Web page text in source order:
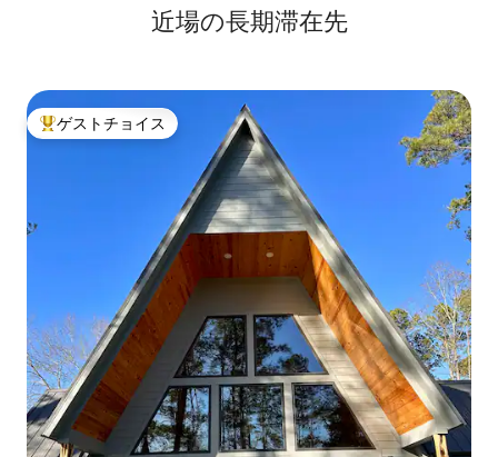
近場の長期滞在先
大好評のゲストチョイスです。
ゲストチョイス